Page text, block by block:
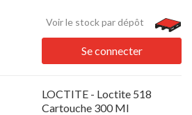
Voir le stock par dépôt
Se connecter
LOCTITE - Loctite 518
Cartouche 300 Ml